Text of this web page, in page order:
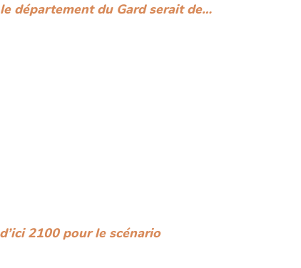
département du Gard serait de…
2100 pour le scénario